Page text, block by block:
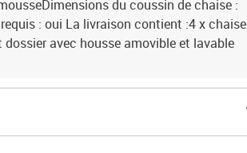
du coussin de chaise :
: oui La livraison contient :4 x chaise
avec housse amovible et lavable